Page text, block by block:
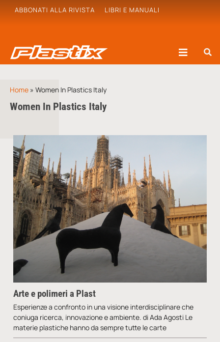
ABBONATI ALLA RIVISTA LIBRI E MANUALI
Home » Women In Plastics Italy
Women In Plastics Italy
Arte e polimeri a Plast
Esperienze a confronto in una visione interdisciplinare che
coniuga ricerca, innovazione e ambiente. di Ada Agosti Le
materie plastiche hanno da sempre tutte le carte